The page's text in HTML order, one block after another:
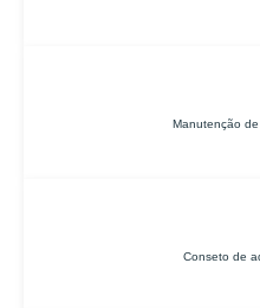
Manutenção
Conseto de